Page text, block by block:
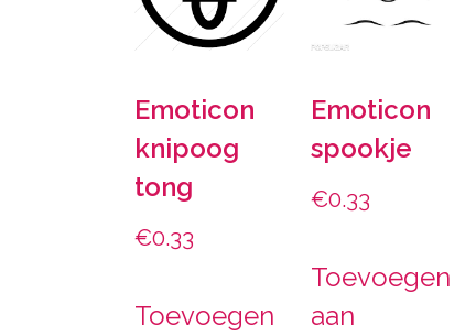
Emoticon
knipoog
tong
€0.33
Toevoegen
Emoticon
spookje
€0.33
Toevoegen
aan